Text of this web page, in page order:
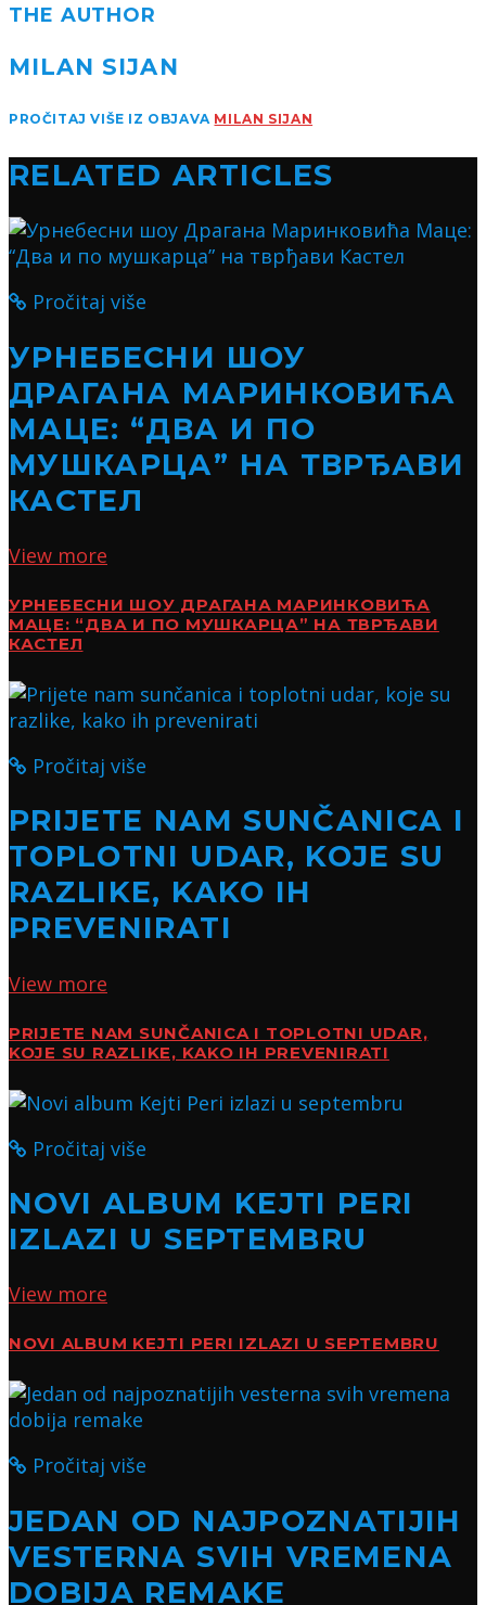
THE AUTHOR
MILAN SIJAN
PROČITAJ VIŠE IZ OBJAVA MILAN SIJAN
RELATED ARTICLES
Pročitaj više
УРНЕБЕСНИ ШОУ
ДРАГАНА МАРИНКОВИЋА
МАЦЕ: “ДВА И ПО
МУШКАРЦА” НА ТВРЂАВИ
КАСТЕЛ
View more
УРНЕБЕСНИ ШОУ ДРАГАНА МАРИНКОВИЋА
МАЦЕ: “ДВА И ПО МУШКАРЦА” НА ТВРЂАВИ
КАСТЕЛ
Pročitaj više
PRIJETE NAM SUNČANICA I
TOPLOTNI UDAR, KOJE SU
RAZLIKE, KAKO IH
PREVENIRATI
View more
PRIJETE NAM SUNČANICA I TOPLOTNI UDAR,
KOJE SU RAZLIKE, KAKO IH PREVENIRATI
Pročitaj više
NOVI ALBUM KEJTI PERI
IZLAZI U SEPTEMBRU
View more
NOVI ALBUM KEJTI PERI IZLAZI U SEPTEMBRU
Pročitaj više
JEDAN OD NAJPOZNATIJIH
VESTERNA SVIH VREMENA
DOBIJA REMAKE